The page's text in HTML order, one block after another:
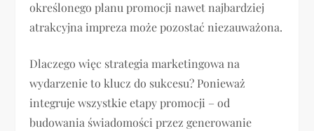
określonego planu promocji nawet najbardziej
atrakcyjna impreza może pozostać niezauważona.
Dlaczego więc strategia marketingowa na
wydarzenie to klucz do sukcesu? Ponieważ
integruje wszystkie etapy promocji – od
budowania świadomości przez generowanie